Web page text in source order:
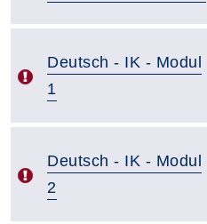
Deutsch - IK - Modul
1
Deutsch - IK - Modul
2